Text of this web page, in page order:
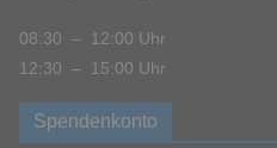
08:30 – 12:00 Uhr
12:30 – 15:00 Uhr
Spendenkonto